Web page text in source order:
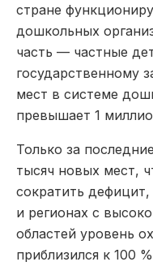
стране
дошкольных
часть — частные
государственному
мест в системе
превышает 1
Только за
тысяч новых мест,
сократить
и регионах с
областей уровень
приблизился к 100